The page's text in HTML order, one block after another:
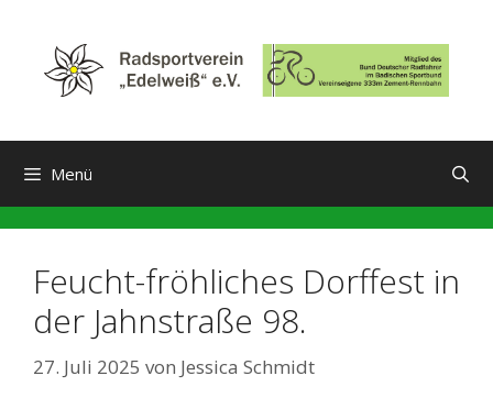
springen
Menü
Feucht-fröhliches Dorffest in
der Jahnstraße 98.
27. Juli 2025 von Jessica Schmidt